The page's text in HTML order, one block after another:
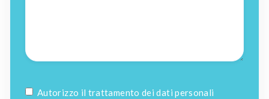
Autorizzo il trattamento dei dati personali